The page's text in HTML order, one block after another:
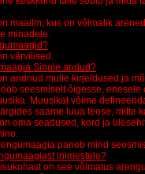
maailm, kus on võimalik
minadele.
värvilised.
Sinule andud?
andnud mulle kirjeldused ja
seesmiselt õigesse,
Muusikat võime
saame luua teose, mitte
oma seadused, kord ja
paneb mind
inimestele?
on see võimalus